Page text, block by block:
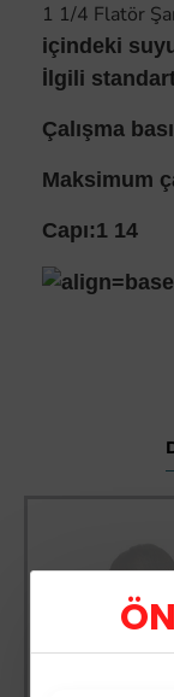
1 1/4 Flatör
içindeki
İlgili
Çalışma
Maksimum
Capı:1 14